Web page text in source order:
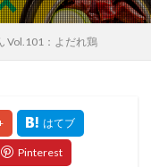
Vol.101：よだれ鶏